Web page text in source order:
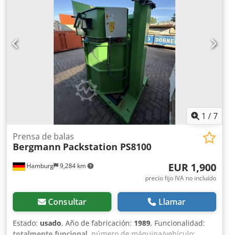
1 /7
Hamburg 9,284 km
Prensa de balas
Bergmann Packstation PS8100
EUR 1,900
precio fijo IVA no incluído
Consultar Llamar
Estado: usado, Año de fabricación: 1989, Funcionalidad: